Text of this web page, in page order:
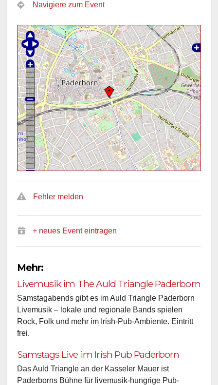
Navigiere zum Event
Fehler melden
+ neues Event eintragen
Mehr:
Livemusik im The Auld Triangle Paderborn
Samstagabends gibt es im Auld Triangle Paderborn
Livemusik – lokale und regionale Bands spielen
Rock, Folk und mehr im Irish-Pub-Ambiente. Eintritt
frei.
Samstags Live im Irish Pub Paderborn
Das Auld Triangle an der Kasseler Mauer ist
Paderborns Bühne für livemusik-hungrige Pub-